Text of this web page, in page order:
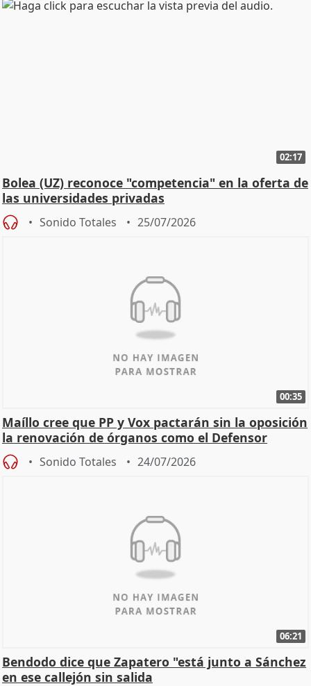
02:17
Bolea (UZ) reconoce "competencia" en la oferta de
las universidades privadas
Sonido Totales 25/07/2026
00:35
Maíllo cree que PP y Vox pactarán sin la oposición
la renovación de órganos como el Defensor
Sonido Totales 24/07/2026
06:21
Bendodo dice que Zapatero "está junto a Sánchez
en ese callejón sin salida